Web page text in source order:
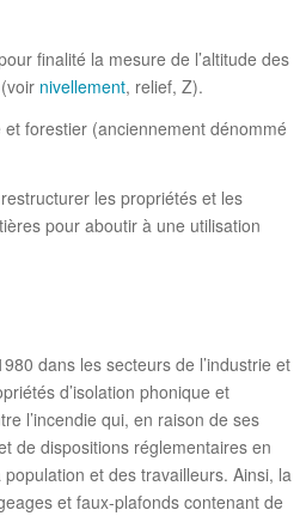
finalité la mesure de l’altitude des
nivellement, relief, Z).
forestier (anciennement dénommé
les propriétés et les
pour aboutir à une utilisation
dans les secteurs de l’industrie et
d’isolation phonique et
l’incendie qui, en raison de ses
de dispositions réglementaires en
et des travailleurs. Ainsi, la
et faux-plafonds contenant de